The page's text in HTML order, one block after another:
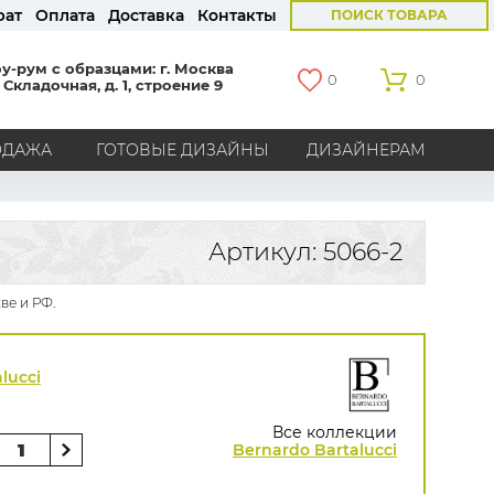
Оплата Доставка Контакты ПОИСК ТОВАРА
рум с образцами: г. Москва
Складочная, д. 1, строение 9
0 0
ГОТОВЫЕ ДИЗАЙНЫ ДИЗАЙНЕРАМ
Америка
Англия Бельгия
Германия
Голландия
Россия Все страны
Marburg
Zambaiti
AS Creation
Hygge Roll
Распродажа остатков
Grandeco
Артикул: 5066-2
и РФ.
Все коллекции
Bernardo Bartalucci